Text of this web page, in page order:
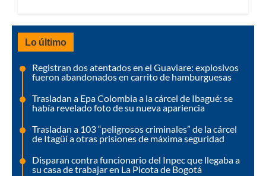
Lo último
Registran dos atentados en el Guaviare: explosivos
fueron abandonados en carrito de hamburguesas
Trasladan a Epa Colombia a la cárcel de Ibagué: se
había revelado foto de su nueva apariencia
Trasladan a 103 “peligrosos criminales” de la cárcel
de Itagüí a otras prisiones de máxima seguridad
Disparan contra funcionario del Inpec que llegaba a
su casa de trabajar en La Picota de Bogotá